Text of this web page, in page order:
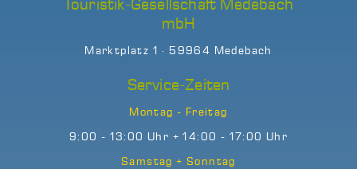
Touristik-Gesellschaft Medebach
mbH
Marktplatz 1 · 59964 Medebach
Service-Zeiten
Montag - Freitag
9:00 - 13:00 Uhr + 14:00 - 17:00 Uhr
Samstag + Sonntag